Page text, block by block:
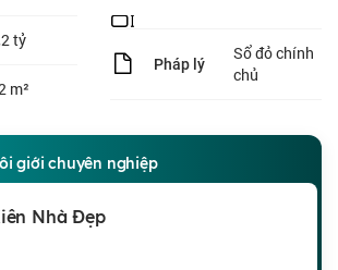
tỷ
m²
Pháp lý
Sổ đỏ chính
chủ
giới chuyên nghiệp
Nhà Đẹp